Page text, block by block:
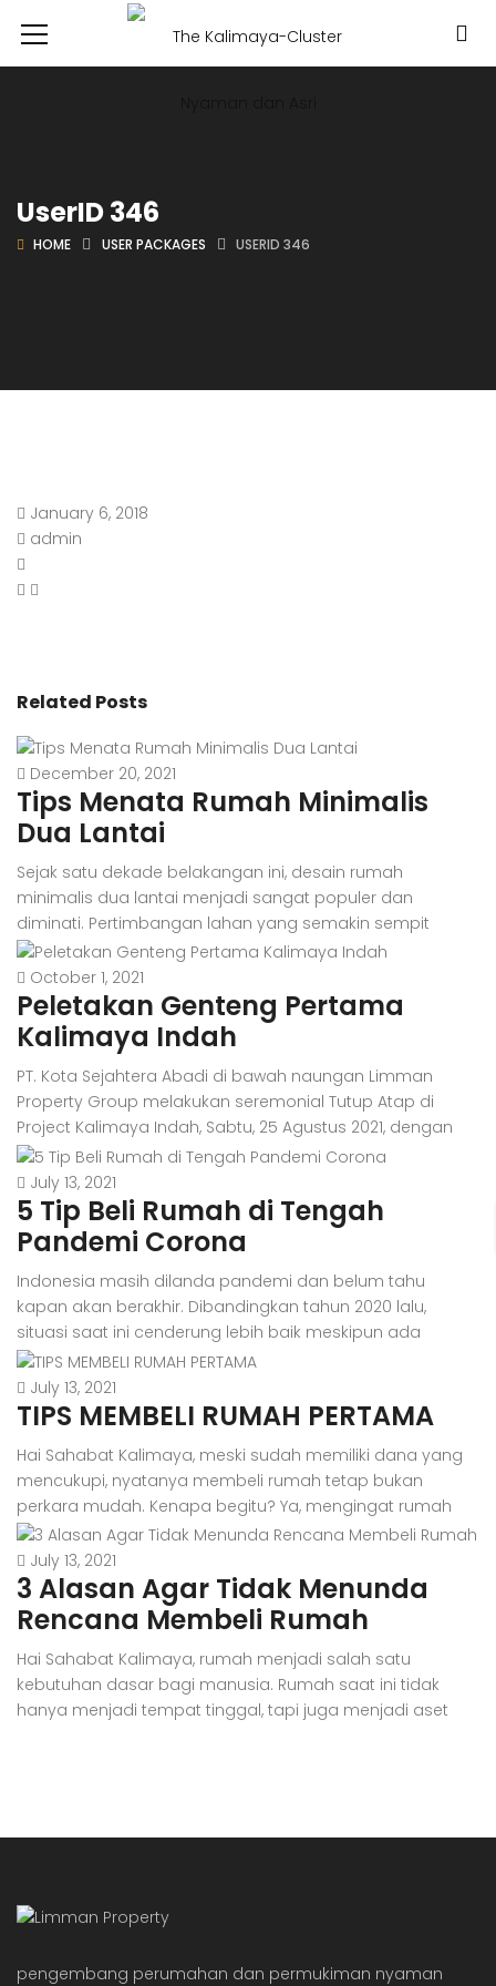
UserID 346
HOME USER PACKAGES USERID 346
January 6, 2018
admin
Related Posts
December 20, 2021
Tips Menata Rumah Minimalis
Dua Lantai
Sejak satu dekade belakangan ini, desain rumah
minimalis dua lantai menjadi sangat populer dan
diminati. Pertimbangan lahan yang semakin sempit
menjadi salah satu penyebabnya. Di samping itu, harga
tanah yang kian hari kian melambung juga turut
membuat banyak orang memilih desain rumah minimalis
dua lantai sebagai tempat tinggalnya. Nah, jika kamu
sedang mempertimbangkan untuk memilih […]
October 1, 2021
Peletakan Genteng Pertama
Kalimaya Indah
PT. Kota Sejahtera Abadi di bawah naungan Limman
Property Group melakukan seremonial Tutup Atap di
Project Kalimaya Indah, Sabtu, 25 Agustus 2021, dengan
tetap mengikuti protokol kesehatan dimasa pandemi.
Seremonial Tutup Atap ditandai dengan peletakkan
genteng pertama oleh Enrico Fabianto, Direktur Utama PT.
Kota Sejahtera Abadi. Kalimaya Indah merupakan salah
satu project dari Limman Property […]
July 13, 2021
5 Tip Beli Rumah di Tengah
Pandemi Corona
Indonesia masih dilanda pandemi dan belum tahu
kapan akan berakhir. Dibandingkan tahun 2020 lalu,
situasi saat ini cenderung lebih baik meskipun ada
sejumlah tantangan baru. Di era adaptasi kebiasaan
baru, masyarakat bisa bekerja seperti biasa baik format
work to office maupun work from home. Roda
meskipun masih ada kebijakan […]
July 13, 2021
TIPS MEMBELI RUMAH PERTAMA
Hai Sahabat Kalimaya, meski sudah memiliki dana yang
mencukupi, nyatanya membeli rumah tetap bukan
perkara mudah. Kenapa begitu? Ya, mengingat rumah
adalah pengeluaran yang besar dan juga aset investasi
jangka panjang, kita nggak bisa sembarangan, dan
harus jeli dalam mempertimbangkan segala sesuatunya
secara matang. Awalnya memang akan ‘ribet’ dan
menyita waktu dalam menyusun perencanaan untuk […]
July 13, 2021
3 Alasan Agar Tidak Menunda
Rencana Membeli Rumah
Hai Sahabat Kalimaya, rumah menjadi salah satu
kebutuhan dasar bagi manusia. Rumah saat ini tidak
hanya menjadi tempat tinggal, tapi juga menjadi aset
maupun rumah tapak. Milenial dianggap […]
pengembang perumahan dan permukiman nyaman